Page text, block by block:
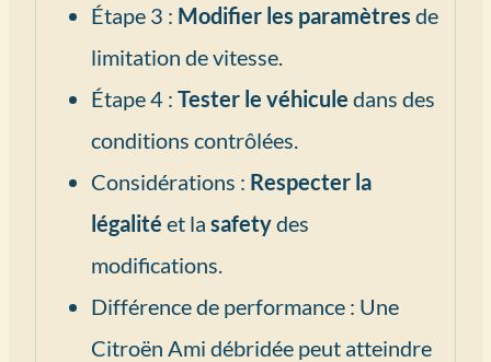
Étape 3 : Modifier les paramètres de
limitation de vitesse.
Étape 4 : Tester le véhicule dans des
conditions contrôlées.
Considérations : Respecter la
légalité et la safetydes
modifications.
Différence de performance : Une
Citroën Ami débridée peut atteindre